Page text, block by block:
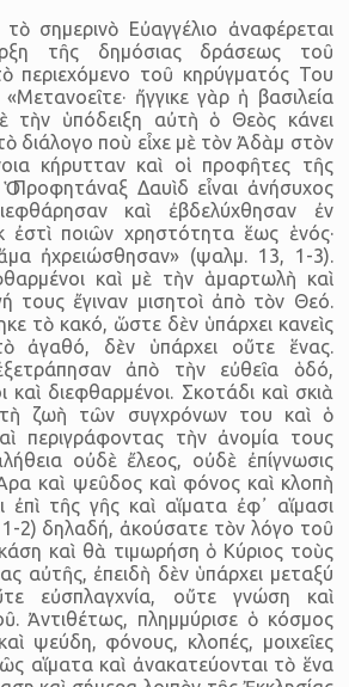
σημερινὸ Εὐαγγέλιο ἀναφέρεται
τῆς δημόσιας δράσεως τοῦ
περιεχόμενο τοῦ κηρύγματός Του
ἤγγικε γὰρ ἡ βασιλεία
τὴν ὑπόδειξη αὐτὴ ὁ Θεὸς κάνει
διάλογο ποὺ εἶχε μὲ τὸν Ἀδὰμ στὸν
κήρυτταν καὶ οἱ προφῆτες τῆς
Προφητάναξ Δαυὶδ εἶναι ἀνήσυχος
καὶ ἐβδελύχθησαν ἐν
ἐστὶ ποιῶν χρηστότητα ἕως ἑνός·
ἅμα ἠχρειώσθησαν» (ψαλμ. 13, 1-3).
καὶ μὲ τὴν ἁμαρτωλὴ καὶ
τους ἔγιναν μισητοὶ ἀπὸ τὸν Θεό.
τὸ κακό, ὥστε δὲν ὑπάρχει κανεὶς
ἀγαθό, δὲν ὑπάρχει οὔτε ἕνας.
ἀπὸ τὴν εὐθεῖα ὁδό,
καὶ διεφθαρμένοι. Σκοτάδι καὶ σκιὰ
ζωὴ τῶν συγχρόνων του καὶ ὁ
περιγράφοντας τὴν ἀνομία τους
οὐδὲ ἔλεος, οὐδὲ ἐπίγνωσις
καὶ ψεῦδος καὶ φόνος καὶ κλοπὴ
ἐπὶ τῆς γῆς καὶ αἵματα ἐφ᾿ αἵμασι
1-2) δηλαδή, ἀκούσατε τὸν λόγο τοῦ
καὶ θὰ τιμωρήση ὁ Κύριος τοὺς
αὐτῆς, ἐπειδὴ δὲν ὑπάρχει μεταξύ
εὐσπλαγχνία, οὔτε γνώση καὶ
Ἀντιθέτως, πλημμύρισε ὁ κόσμος
ψεύδη, φόνους, κλοπές, μοιχεῖες
αἵματα καὶ ἀνακατεύονται τὸ ἕνα